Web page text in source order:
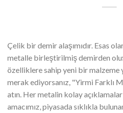
Çelik bir demir alaşımıdır. Esas
metalle birleştirilmiş demirden
özelliklere sahip yeni bir malzeme
merak ediyorsanız, "Yirmi Farklı
atın. Her metalin kolay
amacımız, piyasada sıklıkla